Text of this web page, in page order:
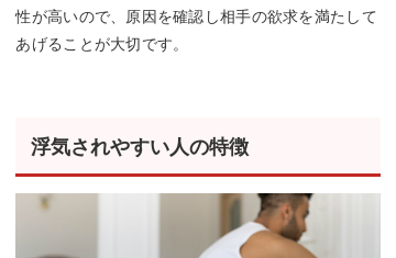
性が高いので、原因を確認し相手の欲求を満たして
あげることが大切です。
浮気されやすい人の特徴